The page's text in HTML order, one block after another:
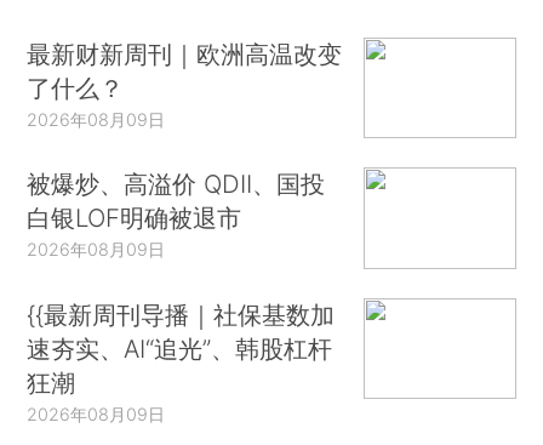
最新财新周刊｜欧洲高温改变
了什么？
2026年08月09日
被爆炒、高溢价 QDII、国投
白银LOF明确被退市
2026年08月09日
{{最新周刊导播｜社保基数加
速夯实、AI“追光”、韩股杠杆
狂潮
2026年08月09日